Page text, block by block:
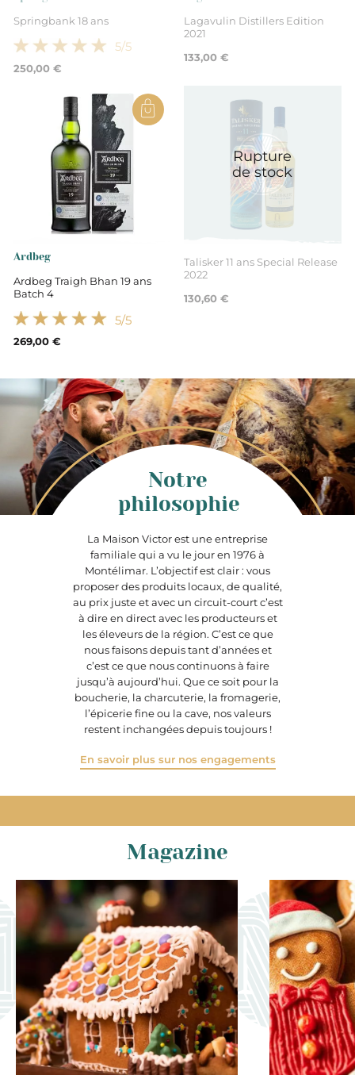
8 ans
Springbank 18 ans
5/5
250,00 €
Lagavulin Distillers Edition
2021
133,00 €
Ardbeg
Ardbeg Traigh Bhan 19 ans
Batch 4
5/5
269,00 €
Rupture
de stock
Talisker 11 ans Special Release
2022
130,60 €
La Maison Victor est une entreprise
familiale qui a vu le jour en 1976 à
Montélimar. L’objectif est clair : vous
proposer des produits locaux, de qualité,
au prix juste et avec un circuit-court c’est
à dire en direct avec les producteurs et
les éleveurs de la région. C’est ce que
nous faisons depuis tant d’années et
c’est ce que nous continuons à faire
jusqu’à aujourd’hui. Que ce soit pour la
boucherie, la charcuterie, la fromagerie,
l’épicerie fine ou la cave, nos valeurs
restent inchangées depuis toujours !
En savoir plus sur nos engagements
Notre
philosophie
Magazine